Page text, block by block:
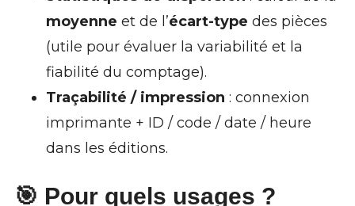
moyenne et de l’écart-type des pièces
(utile pour évaluer la variabilité et la
fiabilité du comptage).
Traçabilité / impression : connexion
imprimante + ID / code / date / heure
dans les éditions.
🎯 Pour quels usages ?